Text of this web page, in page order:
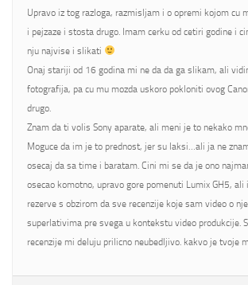
Upravo iz tog razloga, razmisljam i o opremi kojom cu
i pejzaze i stosta drugo. Imam cerku od cetiri godine i
nju najvise i slikati
Onaj stariji od 16 godina mi ne da da ga slikam, ali
fotografija, pa cu mu mozda uskoro pokloniti ovog
drugo.
Znam da ti volis Sony aparate, ali meni je to nekako
Moguce da im je to prednost, jer su laksi…ali ja ne
osecaj da sa time i baratam. Cini mi se da je ono
osecao komotno, upravo gore pomenuti Lumix GH5,
rezerve s obzirom da sve recenzije koje sam video o
superlativima pre svega u kontekstu video produkcije.
recenzije mi deluju prilicno neubedljivo. kakvo je tvoje